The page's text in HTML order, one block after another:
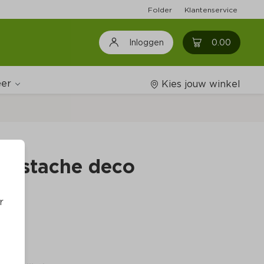
Folder Klantenservice
Inloggen 0.00 0
Wijnshop
Kies jouw winkel
deco